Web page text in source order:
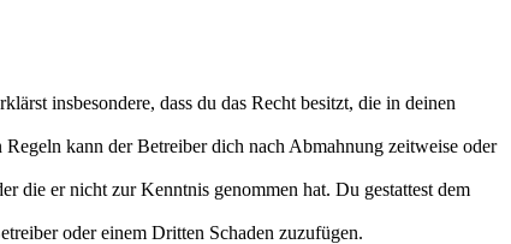
insbesondere, dass du das Recht besitzt, die in deinen
kann der Betreiber dich nach Abmahnung zeitweise oder
die er nicht zur Kenntnis genommen hat. Du gestattest dem
oder einem Dritten Schaden zuzufügen.